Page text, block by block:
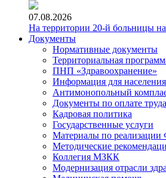
07.08.2026
На территории 20-й больницы
Документы
Нормативные документы
Территориальная
ПНП «Здравоохранение»
Информация для населения
Антимонопольный
Документы по оплате труда
Кадровая политика
Государственные услуги
Материалы по
Методические
Коллегия МЗКК
Модернизация отрасли